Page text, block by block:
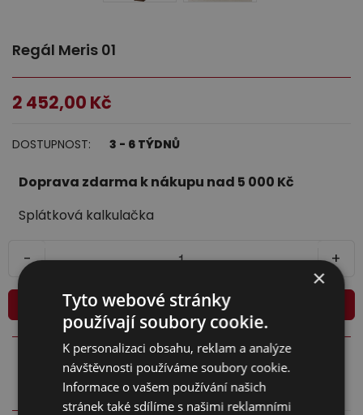
Předsíně
Regál Meris 01
2 452,00 Kč
DOSTUPNOST: 3 - 6 TÝDNŮ
Doprava zdarma k nákupu nad 5 000 Kč
Splátková kalkulačka
+
-
Přidat do košíku
×
Tyto webové stránky
používají soubory cookie.
K personalizaci obsahu, reklam a analýze
návštěvnosti používáme soubory cookie.
Informace o vašem používání našich
stránek také sdílíme s našimi reklamními